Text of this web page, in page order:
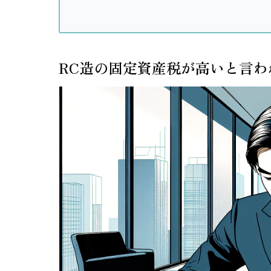
RC造の固定資産税が高いと言